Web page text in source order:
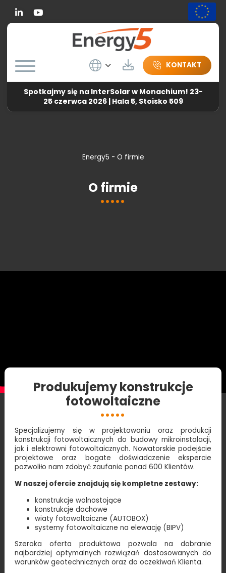
Wybierz język
Do pobraniaKONTAKT
Spotkajmy się na InterSolar w Monachium! 23-
25 czerwca 2026 | Hala 5, Stoisko 509
Energy5 - O firmie
O firmie
Produkujemy konstrukcje
fotowoltaiczne
Specjalizujemy się w projektowaniu oraz produkcji
konstrukcji fotowoltaicznych do budowy mikroinstalacji,
jak i elektrowni fotowoltaicznych. Nowatorskie podejście
projektowe oraz bogate doświadczenie ekspercie
pozwoliło nam zdobyć zaufanie ponad 600 Klientów.
W naszej ofercie znajdują się kompletne zestawy:
konstrukcje wolnostojące
konstrukcje dachowe
wiaty fotowoltaiczne (AUTOBOX)
systemy fotowoltaiczne na elewację (BIPV)
Szeroka oferta produktowa pozwala na dobranie
najbardziej optymalnych rozwiązań dostosowanych do
warunków geotechnicznych oraz do oczekiwań Klienta.